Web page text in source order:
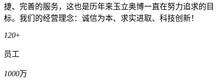
捷、完善的服务，这也是历年来玉立奥博一直在努力追求的目
标。我们的经营理念：诚信为本、求实进取、科技创新！
120+
员工
1000万